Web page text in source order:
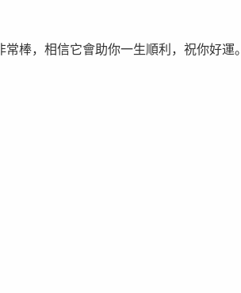
棒，相信它會助你一生順利，祝你好運。